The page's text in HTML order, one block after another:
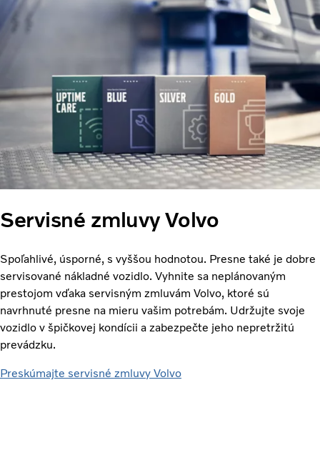
Servisné zmluvy Volvo
Spoľahlivé, úsporné, s vyššou hodnotou. Presne také je dobre
servisované nákladné vozidlo. Vyhnite sa neplánovaným
prestojom vďaka servisným zmluvám Volvo, ktoré sú
navrhnuté presne na mieru vašim potrebám. Udržujte svoje
vozidlo v špičkovej kondícii a zabezpečte jeho nepretržitú
prevádzku.
Preskúmajte servisné zmluvy Volvo